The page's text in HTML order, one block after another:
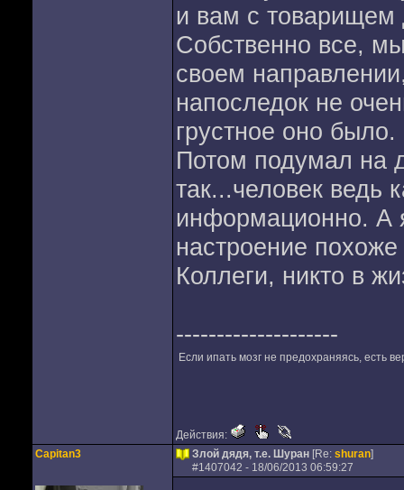
и вам с товарищем
Собственно все,
своем
напоследок не
грустное оно было.
Потом подумал на
так...человек ведь
информационно. А
настроение похоже
Коллеги, никто в
--------------------
Если ипать мозг не предохраняясь, есть
Действия:
Capitan3
Злой дядя, т.е. Шуран [Re: shuran]
#1407042 - 18/06/2013 06:59:27